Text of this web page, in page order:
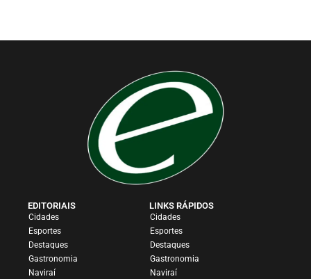
EDITORIAIS
Cidades
Esportes
Destaques
Gastronomia
Naviraí
LINKS RÁPIDOS
Cidades
Esportes
Destaques
Gastronomia
Naviraí